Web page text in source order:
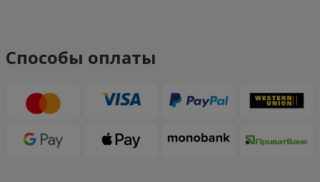
Способы оплаты